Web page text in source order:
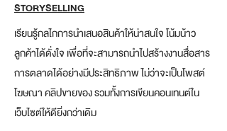
STORYSELLING
เรียนรู้กลไกการนำเสนอสินค้าให้น่าสนใจ โน้มน้าว
ลูกค้าได้ดั่งใจ เพื่อที่จะสามารถนำไปสร้างงานสื่อสาร
การตลาดได้อย่างมีประสิทธิภาพ ไม่ว่าจะเป็นโพสต์
โฆษณา คลิปขายของ รวมทั้งการเขียนคอนเทนต์ใน
เว็บไซต์ให้ดียิ่งกว่าเดิม